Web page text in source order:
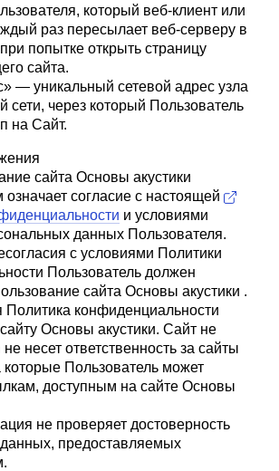
который веб-клиент или
раз пересылает веб-серверу в
попытке открыть страницу
сайта.
— уникальный сетевой адрес узла
сети, через который Пользователь
на Сайт.
сайта Основы акустики
означает согласие с настоящей
и условиями
данных Пользователя.
с условиями Политики
Пользователь должен
сайта Основы акустики .
конфиденциальности
Основы акустики. Сайт не
не несет ответственность за сайты
которые Пользователь может
доступным на сайте Основы
не проверяет достоверность
предоставляемых